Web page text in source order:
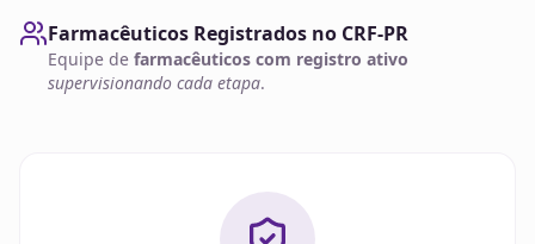
Farmacêuticos Registrados no CRF-PR
Equipe de farmacêuticos com registro ativo
supervisionando cada etapa.